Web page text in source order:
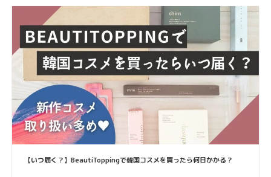
【いつ届く？】BeautiToppingで韓国コスメを買ったら何日かかる？